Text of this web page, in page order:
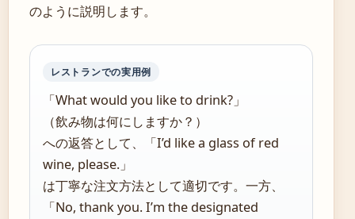
のように説明します。
レストランでの実用例
「What would you like to drink?」
（飲み物は何にしますか？）
への返答として、「I’d like a glass of red
wine, please.」
は丁寧な注文方法として適切です。一方、
「No, thank you. I’m the designated